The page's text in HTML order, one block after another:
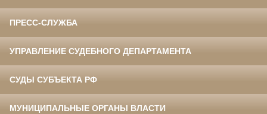
ПРЕСС-СЛУЖБА
УПРАВЛЕНИЕ СУДЕБНОГО ДЕПАРТАМЕНТА
СУДЫ СУБЪЕКТА РФ
МУНИЦИПАЛЬНЫЕ ОРГАНЫ ВЛАСТИ